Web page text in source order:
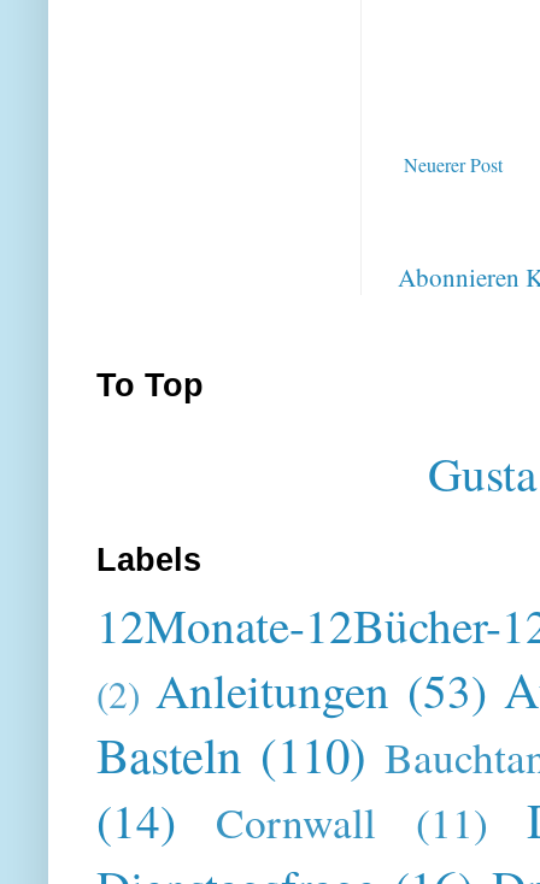
Neuerer Post
Abonnieren
To Top
Labels
12Monate-12Bücher-
(2) Anleitungen (53)
Basteln (110)
(14) Cornwall (11)